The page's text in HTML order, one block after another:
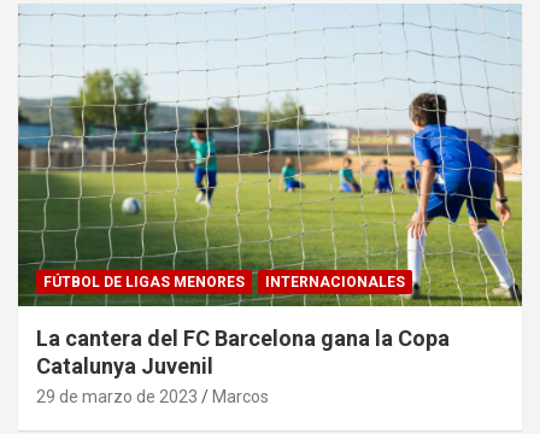
FÚTBOL DE LIGAS MENORES INTERNACIONALES
La cantera del FC Barcelona gana la Copa
Catalunya Juvenil
29 de marzo de 2023 Marcos